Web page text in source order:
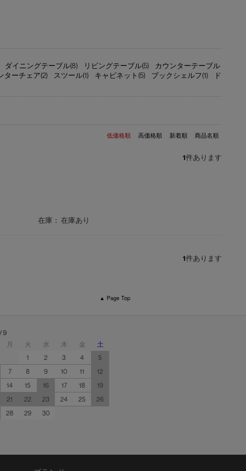
ダイニングテーブル(8) リビングテーブル(5)
カウンターテーブル
ターチェア(2) スツール(1) キャビネット(5) ブックシェルフ(1)
ド
低価格順 高価格順 新着順 商品名順
1件あります
在庫： 在庫あり
1件あります
▲ Page Top
9
月 火 水 木 金
土
1
2 3 4
5
7 8 9 10 11
12
14 15 16 17 18
19
21 22 23 24 25
26
28 29 30